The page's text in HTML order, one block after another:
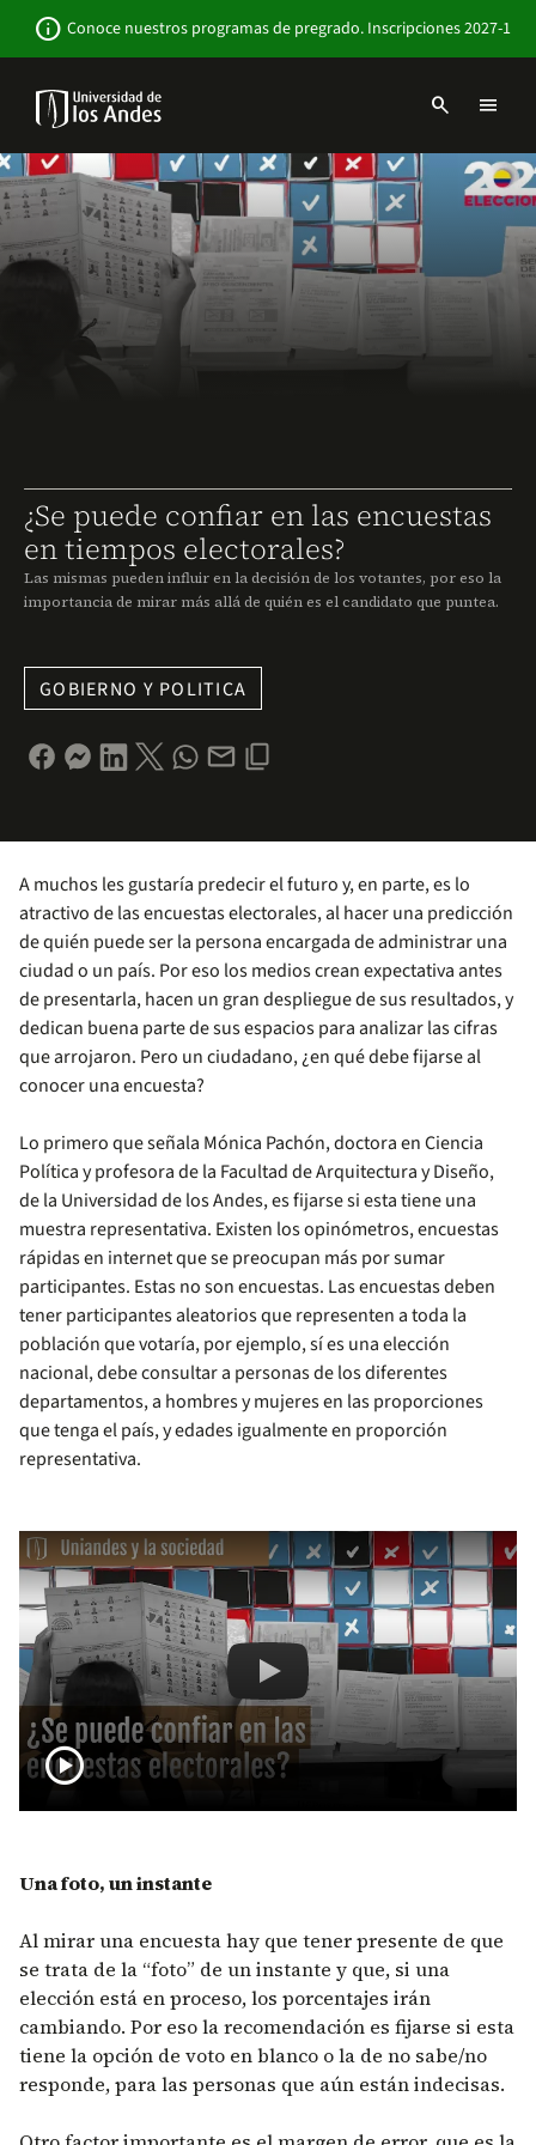
contenido
info Conoce nuestros programas de pregrado. Inscripciones 2027-1
Navbar
-
Sitio
Institucional
search menu
¿Se puede confiar en las encuestas
en tiempos electorales?
Las mismas pueden influir en la decisión de los votantes, por eso la
importancia de mirar más allá de quién es el candidato que puntea.
GOBIERNO Y POLITICA
A muchos les gustaría predecir el futuro y, en parte, es lo
atractivo de las encuestas electorales, al hacer una predicción
de quién puede ser la persona encargada de administrar una
ciudad o un país. Por eso los medios crean expectativa antes
de presentarla, hacen un gran despliegue de sus resultados, y
dedican buena parte de sus espacios para analizar las cifras
que arrojaron. Pero un ciudadano, ¿en qué debe fijarse al
conocer una encuesta?
Lo primero que señala Mónica Pachón, doctora en Ciencia
Política y profesora de la Facultad de Arquitectura y Diseño,
de la Universidad de los Andes, es fijarse si esta tiene una
muestra representativa. Existen los opinómetros, encuestas
rápidas en internet que se preocupan más por sumar
participantes. Estas no son encuestas. Las encuestas deben
tener participantes aleatorios que representen a toda la
población que votaría, por ejemplo, sí es una elección
nacional, debe consultar a personas de los diferentes
departamentos, a hombres y mujeres en las proporciones
que tenga el país, y edades igualmente en proporción
representativa.
Remote video URL
¿Se puede confiar en las
play_circle
Una foto, un instante
Al mirar una encuesta hay que tener presente de que
se trata de la “foto” de un instante y que, si una
elección está en proceso, los porcentajes irán
cambiando. Por eso la recomendación es fijarse si esta
tiene la opción de voto en blanco o la de no sabe/no
responde, para las personas que aún están indecisas.